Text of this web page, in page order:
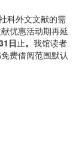
科外文文献的需
优惠活动期再延
日止。 我馆读者
费借阅范围默认